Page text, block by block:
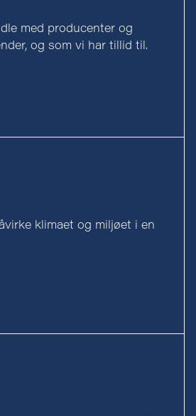
med producenter og
og som vi har tillid til.
klimaet og miljøet i en